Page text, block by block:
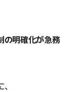
の明確化が急務